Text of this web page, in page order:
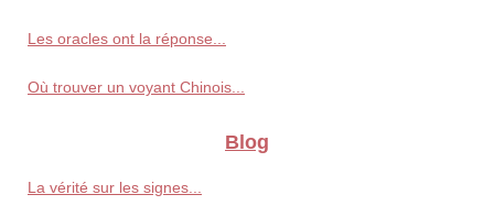
Les oracles ont la réponse...
Où trouver un voyant Chinois...
Blog
La vérité sur les signes...